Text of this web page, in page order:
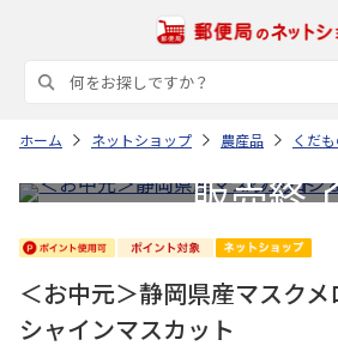
ホーム ネットショップ 農産品 くだ
＜お中元＞静岡県産マスク
シャインマスカット